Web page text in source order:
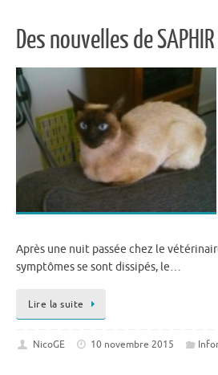
Des nouvelles de SAPHIR
Après une nuit passée chez le
symptômes se sont dissipés, le…
Lire la suite
NicoGE 10 novembre 2015